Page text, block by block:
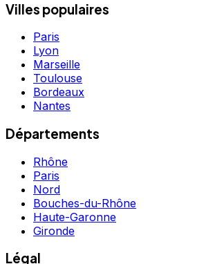
Villes populaires
Paris
Lyon
Marseille
Toulouse
Bordeaux
Nantes
Départements
Rhône
Paris
Nord
Bouches-du-Rhône
Haute-Garonne
Gironde
Légal